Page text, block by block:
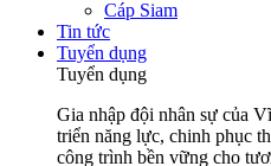
Cáp Siam
Tin tức
Tuyển dụng
Tuyển dụng
Gia nhập đội nhân sự của
triển năng lực, chinh phục
công trình bền vững cho